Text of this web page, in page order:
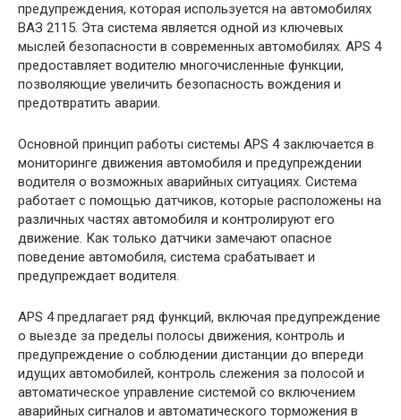
предупреждения, которая используется на автомобилях
ВАЗ 2115. Эта система является одной из ключевых
мыслей безопасности в современных автомобилях. APS 4
предоставляет водителю многочисленные функции,
позволяющие увеличить безопасность вождения и
предотвратить аварии.
Основной принцип работы системы APS 4 заключается в
мониторинге движения автомобиля и предупреждении
водителя о возможных аварийных ситуациях. Система
работает с помощью датчиков, которые расположены на
различных частях автомобиля и контролируют его
движение. Как только датчики замечают опасное
поведение автомобиля, система срабатывает и
предупреждает водителя.
APS 4 предлагает ряд функций, включая предупреждение
о выезде за пределы полосы движения, контроль и
предупреждение о соблюдении дистанции до впереди
идущих автомобилей, контроль слежения за полосой и
автоматическое управление системой со включением
аварийных сигналов и автоматического торможения в